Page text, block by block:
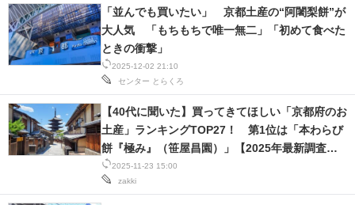
動物 リサーチ
会員記事
注目記事を集めた総合ページ
ITの今と未来を見通す
スマホと通信の最新トレンド
2025-12-02 21:10
センター とらくろ
「並んでも買いたい」 京都土産の“阿闍梨餅”が
大人気 「もちもちで唯一無二」「初めて食べた
ときの衝撃」
2025-11-23 15:00
zakki
【40代に聞いた】買ってきてほしい「京都府のお
土産」ランキングTOP27！ 第1位は「本わらび
餅『極み』（笹屋昌園）」【2025年最新調査結
果】